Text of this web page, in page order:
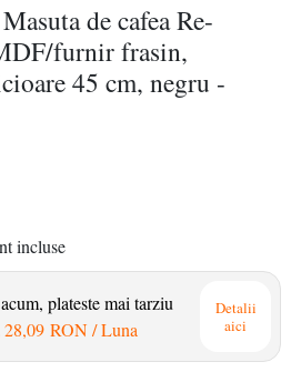
de cafea Re-
furnir frasin,
45 cm, negru -
incluse
plateste mai tarziu
28,09 RON/ Luna
Detalii
aici